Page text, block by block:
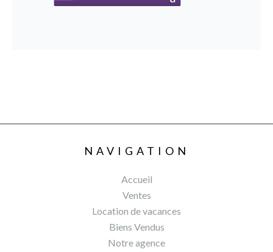
NAVIGATION
Accueil
Ventes
Location de vacances
Biens Vendus
Notre agence